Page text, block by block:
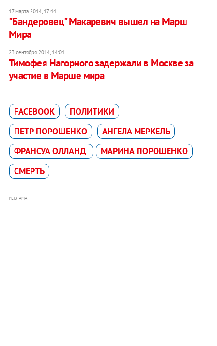
17 марта 2014, 17:44
"Бандеровец" Макаревич вышел на Марш
Мира
23 сентября 2014, 14:04
Тимофея Нагорного задержали в Москве за
участие в Марше мира
FACEBOOK
ПОЛИТИКИ
ПЕТР ПОРОШЕНКО
АНГЕЛА МЕРКЕЛЬ
ФРАНСУА ОЛЛАНД
МАРИНА ПОРОШЕНКО
СМЕРТЬ
РЕКЛАМА